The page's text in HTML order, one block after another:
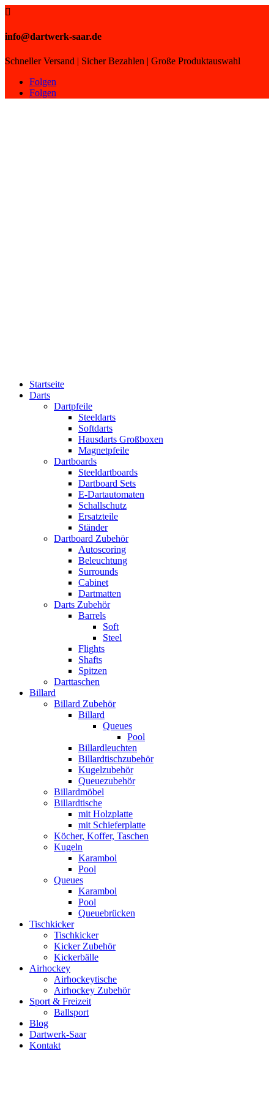

info@dartwerk-saar.de
Schneller Versand | Sicher Bezahlen | Große Produktauswahl
Folgen
Folgen
Startseite
Darts
Dartpfeile
Steeldarts
Softdarts
Hausdarts Großboxen
Magnetpfeile
Dartboards
Steeldartboards
Dartboard Sets
E-Dartautomaten
Schallschutz
Ersatzteile
Ständer
Dartboard Zubehör
Autoscoring
Beleuchtung
Surrounds
Cabinet
Dartmatten
Darts Zubehör
Barrels
Soft
Steel
Flights
Shafts
Spitzen
Darttaschen
Billard
Billard Zubehör
Billard
Queues
Pool
Billardleuchten
Billardtischzubehör
Kugelzubehör
Queuezubehör
Billardmöbel
Billardtische
mit Holzplatte
mit Schieferplatte
Köcher, Koffer, Taschen
Kugeln
Karambol
Pool
Queues
Karambol
Pool
Queuebrücken
Tischkicker
Tischkicker
Kicker Zubehör
Kickerbälle
Airhockey
Airhockeytische
Airhockey Zubehör
Sport & Freizeit
Ballsport
Blog
Dartwerk-Saar
Kontakt